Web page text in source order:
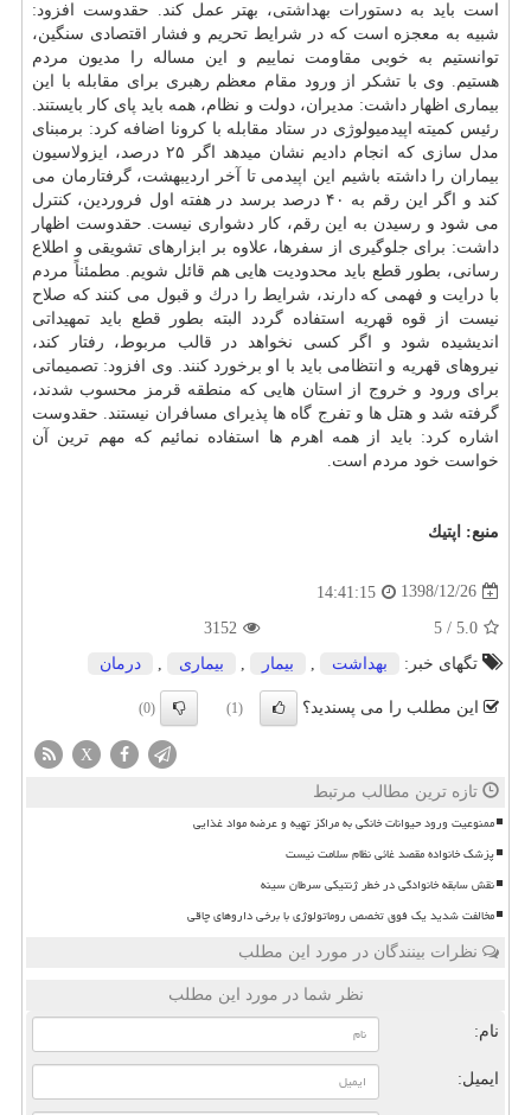
است باید به دستورات بهداشتی، بهتر عمل كند. حقدوست افزود:
شبیه به معجزه است كه در شرایط تحریم و فشار اقتصادی سنگین،
توانستیم به خوبی مقاومت نماییم و این مساله را مدیون مردم
هستیم. وی با تشكر از ورود مقام معظم رهبری برای مقابله با این
بیماری اظهار داشت: مدیران، دولت و نظام، همه باید پای كار بایستند.
رئیس كمیته اپیدمیولوژی در ستاد مقابله با كرونا اضافه كرد: برمبنای
مدل سازی كه انجام دادیم نشان میدهد اگر ۲۵ درصد، ایزولاسیون
بیماران را داشته باشیم این اپیدمی تا آخر اردیبهشت، گرفتارمان می
كند و اگر این رقم به ۴۰ درصد برسد در هفته اول فروردین، كنترل
می شود و رسیدن به این رقم، كار دشواری نیست. حقدوست اظهار
داشت: برای جلوگیری از سفرها، علاوه بر ابزارهای تشویقی و اطلاع
رسانی، بطور قطع باید محدودیت هایی هم قائل شویم. مطمئناً مردم
با درایت و فهمی كه دارند، شرایط را درك و قبول می كنند كه صلاح
نیست از قوه قهریه استفاده گردد البته بطور قطع باید تمهیداتی
اندیشیده شود و اگر كسی نخواهد در قالب مربوط، رفتار كند،
نیروهای قهریه و انتظامی باید با او برخورد كنند. وی افزود: تصمیماتی
برای ورود و خروج از استان هایی كه منطقه قرمز محسوب شدند،
گرفته شد و هتل ها و تفرج گاه ها پذیرای مسافران نیستند. حقدوست
اشاره كرد: باید از همه اهرم ها استفاده نمائیم كه مهم ترین آن
خواست خود مردم است.
منبع: اپتیك
1398/12/26
14:41:15
5.0
/
5
3152
تگهای خبر:
بهداشت بیمار بیماری درمان
این مطلب را می پسندید؟ (1)
(0)
X
تازه ترین مطالب مرتبط
ممنوعیت ورود حیوانات خانگی به مراکز تهیه و عرضه مواد غذایی
پزشک خانواده مقصد غائی نظام سلامت نیست
نقش سابقه خانوادگی در خطر ژنتیکی سرطان سینه
مخالفت شدید یک فوق تخصص روماتولوژی با برخی داروهای چاقی
نظرات بینندگان در مورد این مطلب
نظر شما در مورد این مطلب
نام:
ایمیل: